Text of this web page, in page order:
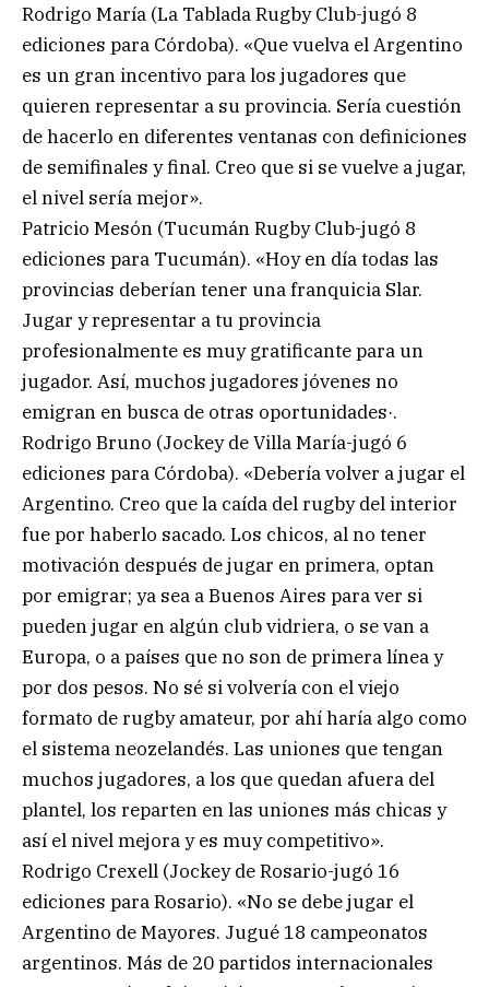
Rodrigo María (La Tablada Rugby Club-jugó 8
ediciones para Córdoba). «Que vuelva el Argentino
es un gran incentivo para los jugadores que
quieren representar a su provincia. Sería cuestión
de hacerlo en diferentes ventanas con definiciones
de semifinales y final. Creo que si se vuelve a jugar,
el nivel sería mejor».
Patricio Mesón (Tucumán Rugby Club-jugó 8
ediciones para Tucumán). «Hoy en día todas las
provincias deberían tener una franquicia Slar.
Jugar y representar a tu provincia
profesionalmente es muy gratificante para un
jugador. Así, muchos jugadores jóvenes no
emigran en busca de otras oportunidades·.
Rodrigo Bruno (Jockey de Villa María-jugó 6
ediciones para Córdoba). «Debería volver a jugar el
Argentino. Creo que la caída del rugby del interior
fue por haberlo sacado. Los chicos, al no tener
motivación después de jugar en primera, optan
por emigrar; ya sea a Buenos Aires para ver si
pueden jugar en algún club vidriera, o se van a
Europa, o a países que no son de primera línea y
por dos pesos. No sé si volvería con el viejo
formato de rugby amateur, por ahí haría algo como
el sistema neozelandés. Las uniones que tengan
muchos jugadores, a los que quedan afuera del
plantel, los reparten en las uniones más chicas y
así el nivel mejora y es muy competitivo».
Rodrigo Crexell (Jockey de Rosario-jugó 16
ediciones para Rosario). «No se debe jugar el
Argentino de Mayores. Jugué 18 campeonatos
argentinos. Más de 20 partidos internacionales